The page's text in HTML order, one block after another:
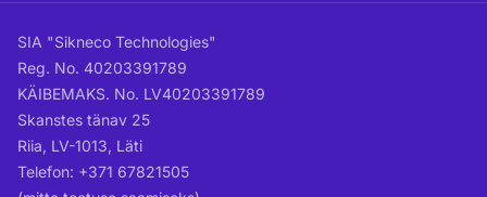
SIA "Sikneco Technologies"
Reg. No. 40203391789
KÄIBEMAKS. No. LV40203391789
Skanstes tänav 25
Riia, LV-1013, Läti
Telefon: +371 67821505